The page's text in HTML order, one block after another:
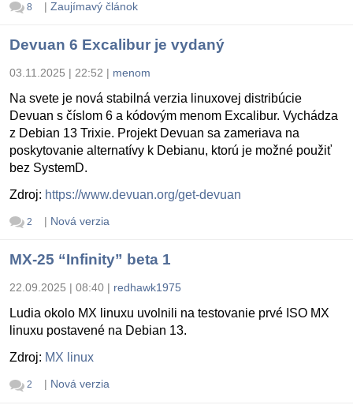
8 | Zaujímavý článok
Devuan 6 Excalibur je vydaný
03.11.2025 | 22:52 | menom
Na svete je nová stabilná verzia linuxovej distribúcie
Devuan s číslom 6 a kódovým menom Excalibur. Vychádza
z Debian 13 Trixie. Projekt Devuan sa zameriava na
poskytovanie alternatívy k Debianu, ktorú je možné použiť
bez SystemD.
Zdroj: https://www.devuan.org/get-devuan
2 | Nová verzia
MX-25 “Infinity” beta 1
22.09.2025 | 08:40 | redhawk1975
Ludia okolo MX linuxu uvolnili na testovanie prvé ISO MX
linuxu postavené na Debian 13.
Zdroj: MX linux
2 | Nová verzia